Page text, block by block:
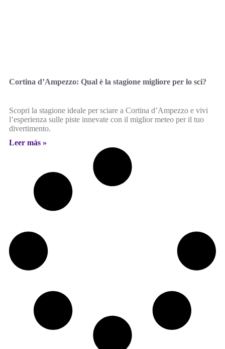
Cortina d’Ampezzo: Qual è la stagione migliore per lo sci?
Scopri la stagione ideale per sciare a Cortina d’Ampezzo e vivi
l’esperienza sulle piste innevate con il miglior meteo per il tuo
divertimento.
Leer más »